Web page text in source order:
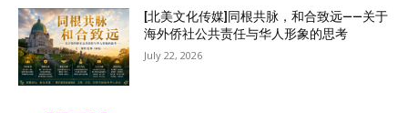
[北美文化传媒]同根共脉，和合致远——关于
海外侨社公共责任与华人形象的思考
July 22, 2026